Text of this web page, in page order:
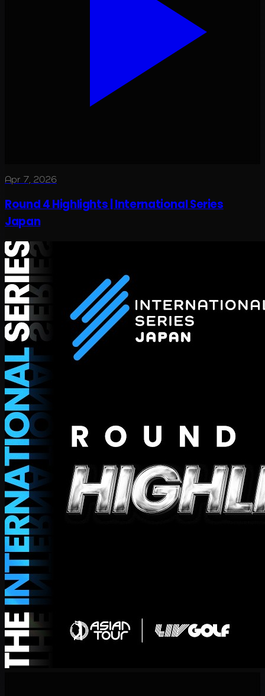
Apr 7, 2026
Round 4 Highlights | International Series
Japan